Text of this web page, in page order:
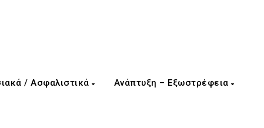
/ Ασφαλιστικά Ανάπτυξη – Εξωστρέφεια